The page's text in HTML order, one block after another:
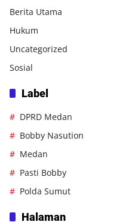
Berita Utama
Hukum
Uncategorized
Sosial
Label
DPRD Medan
Bobby Nasution
Medan
Pasti Bobby
Polda Sumut
Halaman